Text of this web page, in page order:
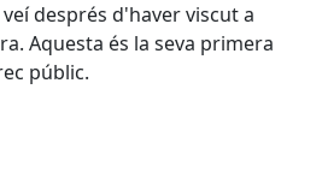
després d'haver viscut a
Aquesta és la seva primera
públic.